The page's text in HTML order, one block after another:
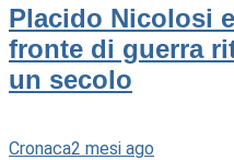
Placido Nicolosi
fronte di guerra
un secolo
Cronaca2 mesi ago